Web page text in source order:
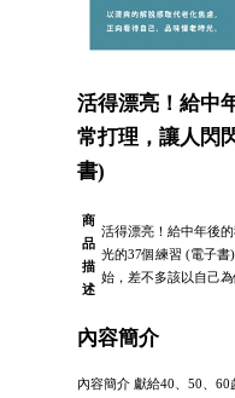
活得漂亮！給中
常打理，讓人閃
書)
商
品
描
述
活得漂亮！給中年後
光的37個練習 (電子書
始，差不多該以自己
內容簡介
內容簡介 獻給40、50、